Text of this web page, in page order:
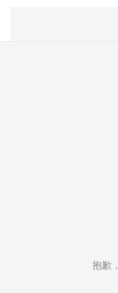
抱歉